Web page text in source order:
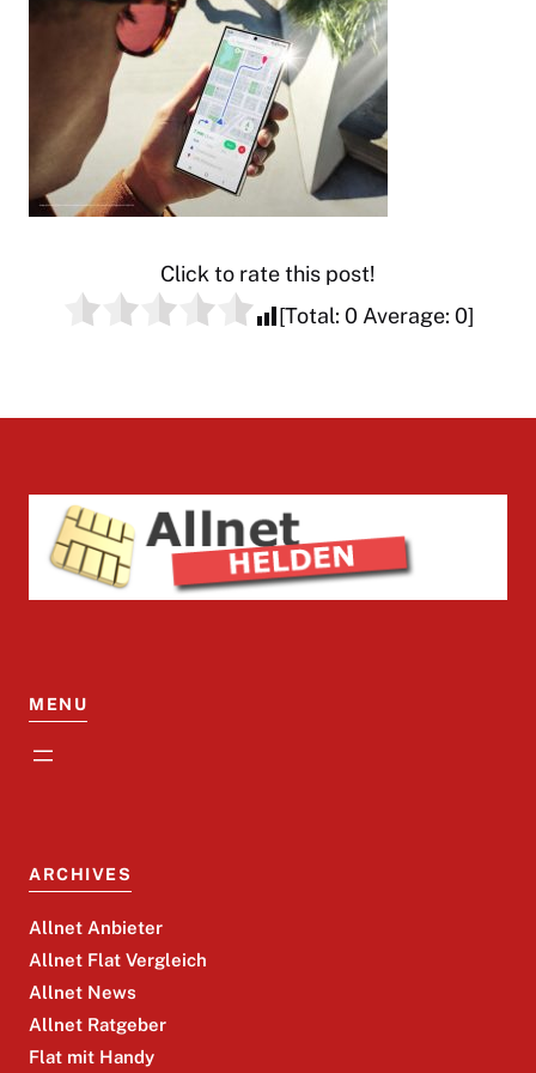
Click to rate this post!
[Total: 0Average: 0]
MENU
ARCHIVES
Allnet Anbieter
Allnet Flat Vergleich
Allnet News
Allnet Ratgeber
Flat mit Handy